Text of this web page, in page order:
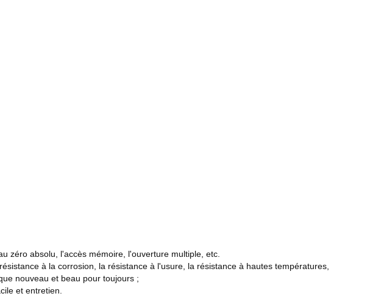
zéro absolu, l'accès mémoire, l'ouverture multiple, etc.
à la corrosion, la résistance à l'usure, la résistance à hautes températures,
nouveau et beau pour toujours ;
et entretien.